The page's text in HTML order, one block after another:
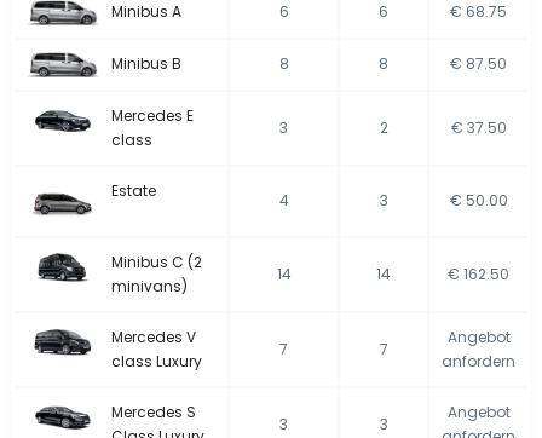
Minibus A 6 6 € 68.75
Minibus B 8 8 € 87.50
Mercedes E
class
3 2 € 37.50
Estate 4 3 € 50.00
Minibus C (2
minivans)
14 14 € 162.50
Mercedes V
class Luxury
7 7
Angebot
anfordern
Mercedes S
3 3
Angebot